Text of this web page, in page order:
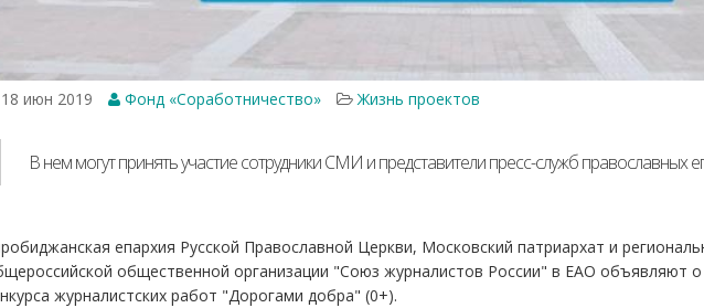
18 июн 2019 Фонд «Соработничество» Жизнь проектов
В нем могут принять участие сотрудники СМИ и представители пресс-служб православных
епархия Русской Православной Церкви, Московский патриархат и
общественной организации "Союз журналистов России" в ЕАО объявляют о
журналистских работ "Дорогами добра" (0+).